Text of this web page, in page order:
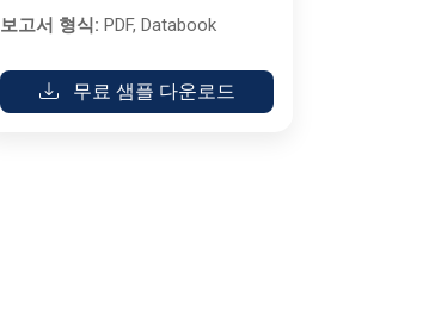
보고서 형식: PDF, Databook
무료 샘플 다운로드